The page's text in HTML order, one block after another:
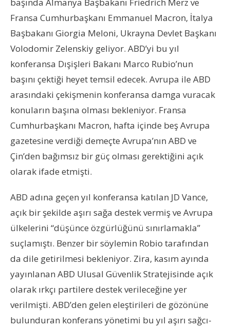
Fransa Cumhurbaşkanı Emmanuel Macron, İtalya
Başbakanı Giorgia Meloni, Ukrayna Devlet Başkanı
Volodomir Zelenskiy geliyor. ABD’yi bu yıl
konferansa Dışişleri Bakanı Marco Rubio’nun
başını çektiği heyet temsil edecek. Avrupa ile ABD
arasındaki çekişmenin konferansa damga vuracak
konuların başına olması bekleniyor. Fransa
Cumhurbaşkanı Macron, hafta içinde beş Avrupa
gazetesine verdiği demeçte Avrupa’nın ABD ve
Çin’den bağımsız bir güç olması gerektiğini açık
olarak ifade etmişti.
ABD adına geçen yıl konferansa katılan JD Vance,
açık bir şekilde aşırı sağa destek vermiş ve Avrupa
ülkelerini “düşünce özgürlüğünü sınırlamakla”
suçlamıştı. Benzer bir söylemin Robio tarafından
da dile getirilmesi bekleniyor. Zira, kasım ayında
yayınlanan ABD Ulusal Güvenlik Stratejisinde açık
olarak ırkçı partilere destek verileceğine yer
verilmişti. ABD’den gelen eleştirileri de gözönüne
bulunduran konferans yönetimi bu yıl aşırı sağcı-